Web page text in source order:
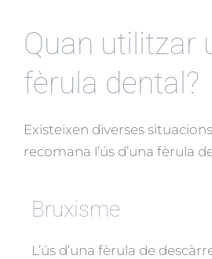
Quan utilitzar
fèrula dental?
Existeixen diverses
recomana l’ús d’una fèrula
Bruxisme
L’ús d’una fèrula de